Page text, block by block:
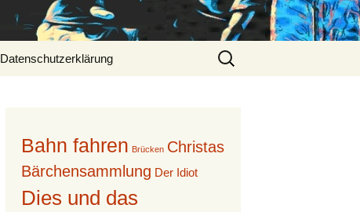
Datenschutzerklärung
Suche
nach:
Bahn fahren Brücken Christas
Bärchensammlung Der Idiot
Dies und das